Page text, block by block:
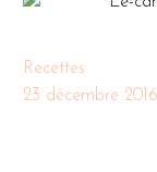
Recettes
23 décembre 2016